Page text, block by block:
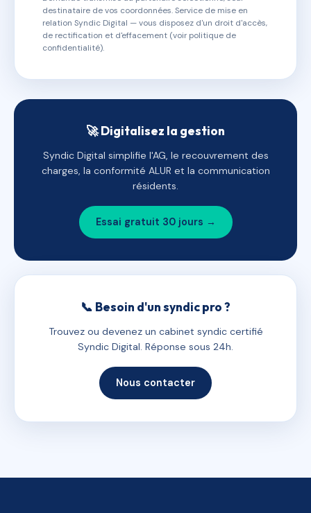
destinataire de vos coordonnées. Service de mise en
relation Syndic Digital — vous disposez d'un droit d'accès,
de rectification et d'effacement (voir politique de
confidentialité).
🚀 Digitalisez la gestion
Syndic Digital simplifie l'AG, le recouvrement des
charges, la conformité ALUR et la communication
résidents.
Essai gratuit 30 jours →
📞 Besoin d'un syndic pro ?
Trouvez ou devenez un cabinet syndic certifié
Syndic Digital. Réponse sous 24h.
Nous contacter